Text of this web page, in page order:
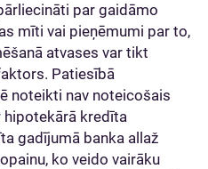
par gaidāmo
mīti vai pieņēmumi par to,
atvases var tikt
Patiesībā
noteikti nav noteicošais
hipotekārā kredīta
gadījumā banka allaž
ko veido vairāku